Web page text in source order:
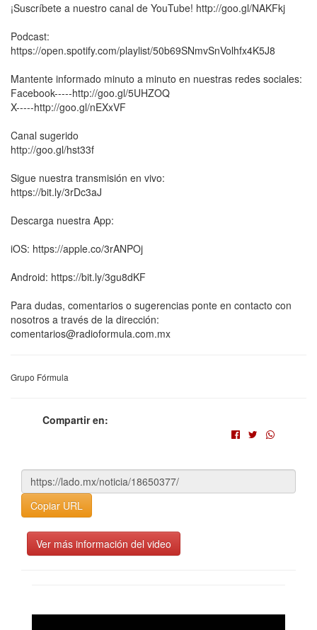
¡Suscríbete a nuestro canal de YouTube! http://goo.gl/NAKFkj
Podcast:
https://open.spotify.com/playlist/50b69SNmvSnVolhfx4K5J8
Mantente informado minuto a minuto en nuestras redes sociales:
Facebook-----http://goo.gl/5UHZOQ
X-----http://goo.gl/nEXxVF
Canal sugerido
http://goo.gl/hst33f
Sigue nuestra transmisión en vivo:
https://bit.ly/3rDc3aJ
Descarga nuestra App:
iOS: https://apple.co/3rANPOj
Android: https://bit.ly/3gu8dKF
Para dudas, comentarios o sugerencias ponte en contacto con
nosotros a través de la dirección:
comentarios@radioformula.com.mx
Grupo Fórmula
Compartir en:
Copiar URL
Ver más información del video